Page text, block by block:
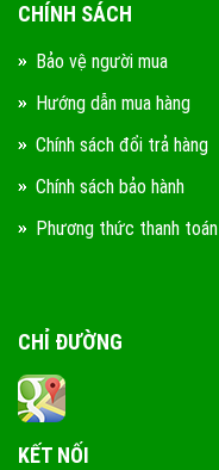
CHÍNH SÁCH
Bảo vệ người mua
Hướng dẫn mua hàng
Chính sách đổi trả hàng
Chính sách bảo hành
Phương thức thanh toán
CHỈ ĐƯỜNG
KẾT NỐI